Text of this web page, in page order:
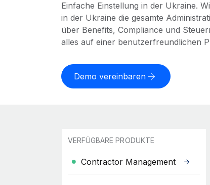
Einfache Einstellung in der Ukraine.
in der Ukraine die gesamte
über Benefits, Compliance und
alles auf einer benutzerfreundlichen
Demo vereinbaren
VERFÜGBARE PRODUKTE
Contractor Management